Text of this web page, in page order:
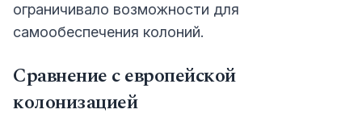
ограничивало возможности для
самообеспечения колоний.
Сравнение с европейской
колонизацией